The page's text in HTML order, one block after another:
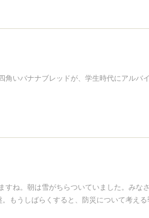
角いバナナブレッドが、学生時代にアルバ
すね。朝は雪がちらついていました。みな
もうしばらくすると、防災について考える